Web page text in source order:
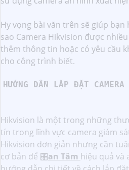
Hy vọng bài văn trên sẽ giúp
sao Camera Hikvision được
thêm thông tin hoặc có yêu cầu
cho công trình biết.
HƯỚNG DẪN LẮP ĐẶT
Hikvision là một trong những
tín trong lĩnh vực camera giám
Hikvision đơn giản nhưng cần
cơ bản để 🎛an Tâm hiệu quả và